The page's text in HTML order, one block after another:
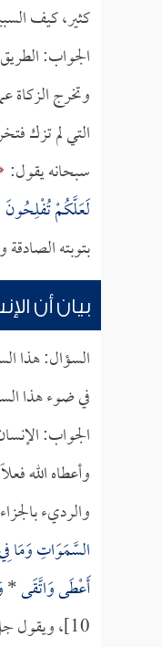
كثير، كيف
الجواب:
وتخرج
التي لم تزك
سبحانه يقول:
لَعَلَّكُمْ تُفْلِحُونَ
بتوبته الصادقة
بيان أن
السؤال: هذا
في ضوء هذا
الجواب:
وأعطاه الله
والرديء
السَّمَوَاتِ وَمَا
أَعْطَى وَاتَّقَى*
10]، ويقول جل وعلا: